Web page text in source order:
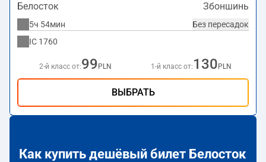
Белосток Збоншинь
Без пересадок
5ч 54мин
IC 1760
2-й класс от:99 PLN 1-й класс от: 130 PLN
ВЫБРАТЬ
Как купить дешёвый билет Белосток